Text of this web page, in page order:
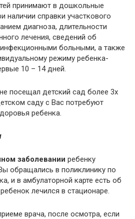
принимают в дошкольные
наличии справки участкового
диагноза, длительности
лечения, сведений об
инфекционными больными, а также
режиму ребенка-
10 – 14 дней.
посещал детский сад более 3х
саду с Вас потребуют
ребенка.
заболевании ребенку
обращались в поликлинику по
и в амбулаторной карте есть об
лечился в стационаре.
врача, после осмотра, если